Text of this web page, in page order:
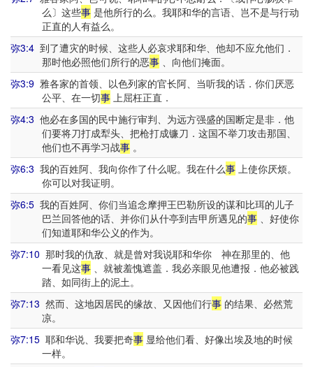
么〕这些事是他所行的么。我耶和华的言语、岂不是与行动
正直的人有益么。
弥3:4 到了遭灾的时候、这些人必哀求耶和华、他却不应允他们．
那时他必照他们所行的恶事、向他们掩面。
弥3:9 雅各家的首领、以色列家的官长阿、当听我的话．你们厌恶
公平、在一切事上屈枉正直．
弥4:3 他必在多国的民中施行审判、为远方强盛的国断定是非．他
们要将刀打成犁头、把枪打成镰刀．这国不举刀攻击那国、
他们也不再学习战事。
弥6:3 我的百姓阿、我向你作了什么呢。我在什么事 上使你厌烦。
你可以对我证明。
弥6:5 我的百姓阿、你们当追念摩押王巴勒所设的谋和比珥的儿子
巴兰回答他的话、并你们从什亭到吉甲所遇见的事、好使你
们知道耶和华公义的作为。
弥7:10 那时我的仇敌、就是曾对我说耶和华你 神在那里的、他
一看见这事、就被羞愧遮盖．我必亲眼见他遭报．他必被践
踏、如同街上的泥土。
弥7:13 然而、这地因居民的缘故、又因他们行事 的结果、必然荒
凉。
弥7:15 耶和华说、我要把奇事 显给他们看、好像出埃及地的时候
一样。